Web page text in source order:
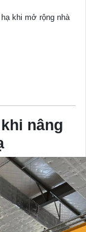
khi mở rộng nhà
nâng